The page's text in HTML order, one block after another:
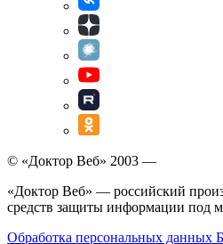
© «Доктор Веб» 2003 —
«Доктор Веб» — российский
средств защиты информации под
Обработка персональных данных